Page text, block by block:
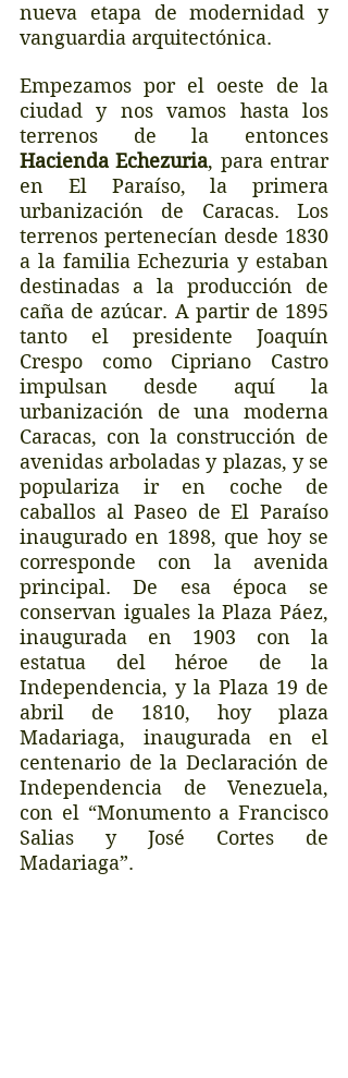
nueva etapa de modernidad y
vanguardia arquitectónica.
Empezamos por el oeste de la
ciudad y nos vamos hasta los
Hacienda Echezuria, para entrar
en El Paraíso, la primera
urbanización de Caracas. Los
terrenos pertenecían desde 1830
a la familia Echezuria y estaban
destinadas a la producción de
caña de azúcar. A partir de 1895
tanto el presidente Joaquín
Crespo como Cipriano Castro
impulsan desde aquí la
urbanización de una moderna
Caracas, con la construcción de
avenidas arboladas y plazas, y se
populariza ir en coche de
caballos al Paseo de El Paraíso
inaugurado en 1898, que hoy se
corresponde con la avenida
principal. De esa época se
conservan iguales la Plaza Páez,
inaugurada en 1903 con la
estatua del héroe de la
Independencia, y la Plaza 19 de
abril de 1810, hoy plaza
Madariaga, inaugurada en el
centenario de la Declaración de
Independencia de Venezuela,
con el “Monumento a Francisco
Salias y José Cortes de
Madariaga”.